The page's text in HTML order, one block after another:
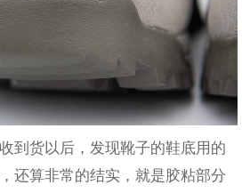
到货以后，发现靴子的鞋底用的
还算非常的结实，就是胶粘部分